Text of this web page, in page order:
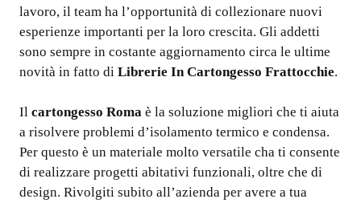
lavoro, il team ha l’opportunità di collezionare nuovi
esperienze importanti per la loro crescita. Gli addetti
sono sempre in costante aggiornamento circa le ultime
novità in fatto di Librerie In Cartongesso Frattocchie.
Il cartongesso Roma è la soluzione migliori che ti aiuta
a risolvere problemi d’isolamento termico e condensa.
Per questo è un materiale molto versatile cha ti consente
di realizzare progetti abitativi funzionali, oltre che di
design. Rivolgiti subito all’azienda per avere a tua